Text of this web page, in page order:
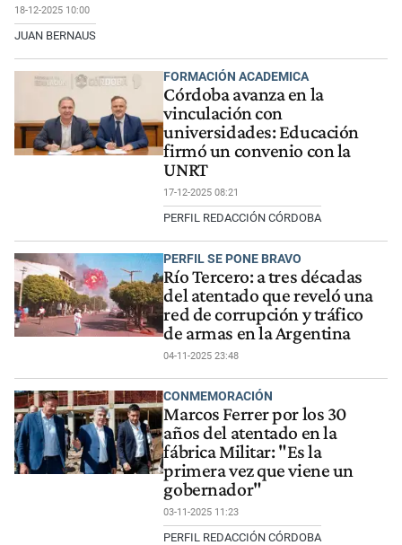
18-12-2025 10:00
JUAN BERNAUS
FORMACIÓN ACADEMICA
Córdoba avanza en la
vinculación con
universidades: Educación
firmó un convenio con la
UNRT
17-12-2025 08:21
PERFIL REDACCIÓN CÓRDOBA
PERFIL SE PONE BRAVO
Río Tercero: a tres décadas
del atentado que reveló una
red de corrupción y tráfico
de armas en la Argentina
04-11-2025 23:48
CONMEMORACIÓN
Marcos Ferrer por los 30
años del atentado en la
fábrica Militar: "Es la
primera vez que viene un
gobernador"
03-11-2025 11:23
PERFIL REDACCIÓN CÓRDOBA